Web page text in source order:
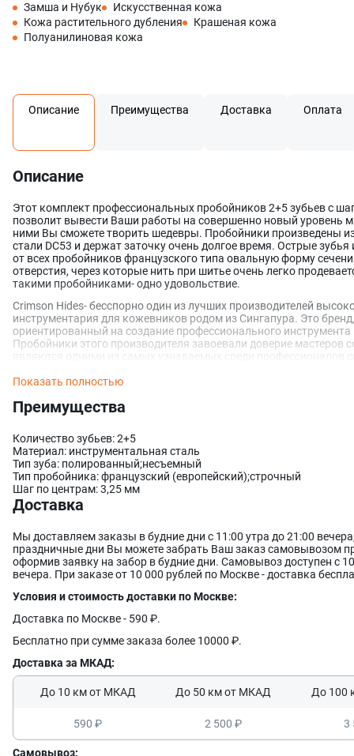
Замша и Нубук
Искусственная кожа
Кожа растительного дубления
Крашеная кожа
Полуанилиновая кожа
Описание Преимущества Доставка Оплата
Описание
Этот комплект профессиональных пробойников 2+5 зубьев с
позволит вывести Ваши работы на совершенно новый уровень
ними Вы сможете творить шедевры. Пробойники произведены
стали DC53 и держат заточку очень долгое время. Острые
от всех пробойников французского типа овальную форму
отверстия, через которые нить при шитье очень легко
такими пробойниками- одно удовольствие.
Crimson Hides- бесспорно один из лучших производителей
инструментария для кожевников родом из Сингапура. Это бренд,
ориентированный на создание профессионального
Пробойники этого производителя завоевали доверие мастеров
Показать полностью
Преимущества
Количество зубьев: 2+5
Материал: инструментальная сталь
Тип зуба: полированный;несъемный
Тип пробойника: французский (европейский);строчный
Шаг по центрам: 3,25 мм
Доставка
Мы доставляем заказы в будние дни с 11:00 утра до 21:00
праздничные дни Вы можете забрать Ваш заказ самовывозом
оформив заявку на забор в будние дни. Самовывоз доступен с
вечера. При заказе от 10 000 рублей по Москве - доставка
Условия и стоимость доставки по Москве:
Доставка по Москве - 590 ₽.
Бесплатно при сумме заказа более 10000 ₽.
Доставка за МКАД:
До 10 км от МКАД До 50 км от МКАД До 100
590 ₽ 2 500 ₽ 3
Самовывоз: